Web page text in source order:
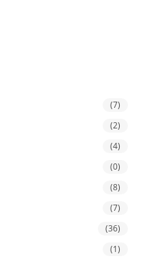
(7)
(2)
(4)
(0)
(8)
(7)
(36)
(1)